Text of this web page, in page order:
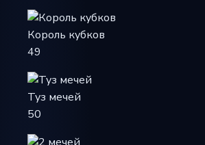
Король кубков
49
Туз мечей
50